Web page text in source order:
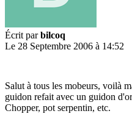
Écrit parbilcoq
Le 28 Septembre 2006 à 14:52
Salut à tous les mobeurs, voilà
guidon refait avec un guidon
Chopper, pot serpentin, etc.